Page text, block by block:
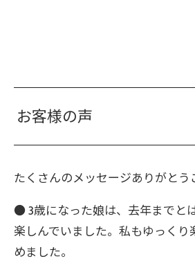
お客様の声
たくさんのメッセージありがとう
● 3歳になった娘は、去年までと
楽しんでいました。私もゆっくり
めました。